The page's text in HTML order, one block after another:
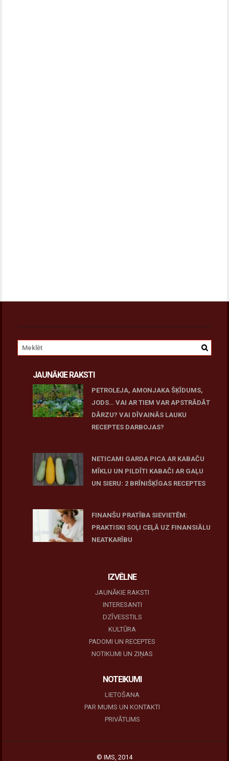
JAUNĀKIE RAKSTI
PETROLEJA, AMONJAKA ŠĶĪDUMS,
JODS… VAI AR TIEM VAR APSTRĀDĀT
DĀRZU? VAI DĪVAINĀS LAUKU
RECEPTES DARBOJAS?
NETICAMI GARDA PICA AR KABAČU
MĪKLU UN PILDĪTI KABAČI AR GAĻU
UN SIERU: 2 BRĪNIŠĶĪGAS RECEPTES
FINANŠU PRATĪBA SIEVIETĒM:
PRAKTISKI SOĻI CEĻĀ UZ FINANSIĀLU
NEATKARĪBU
IZVĒLNE
JAUNĀKIE RAKSTI
INTERESANTI
DZĪVESSTILS
KULTŪRA
PADOMI UN RECEPTES
NOTIKUMI UN ZIŅAS
NOTEIKUMI
LIETOŠANA
PAR MUMS UN KONTAKTI
PRIVĀTUMS
© IMS, 2014